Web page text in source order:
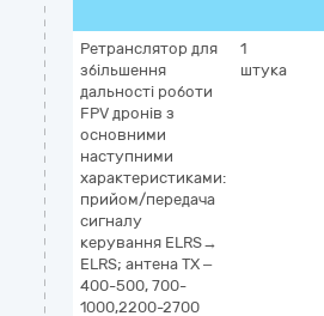
Ретранслятор для
збільшення
дальності роботи
FPV дронів з
основними
наступними
характеристиками:
прийом/передача
сигналу
керування ELRS→
ELRS; антена TX –
400-500, 700-
1000,2200-2700
1
штука